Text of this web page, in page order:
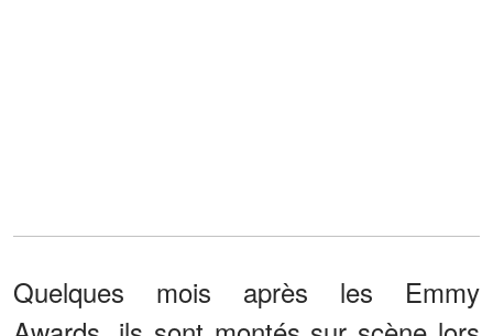
Quelques mois après les Emmy